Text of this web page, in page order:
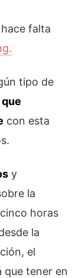
falta
tipo de
que
con esta
y
la
horas
la
el
que tener en